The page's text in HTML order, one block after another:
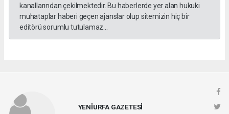
kanallarından çekilmektedir. Bu haberlerde yer alan hukuki
muhataplar haberi geçen ajanslar olup sitemizin hiç bir
editörü sorumlu tutulamaz...
YENİURFA GAZETESİ